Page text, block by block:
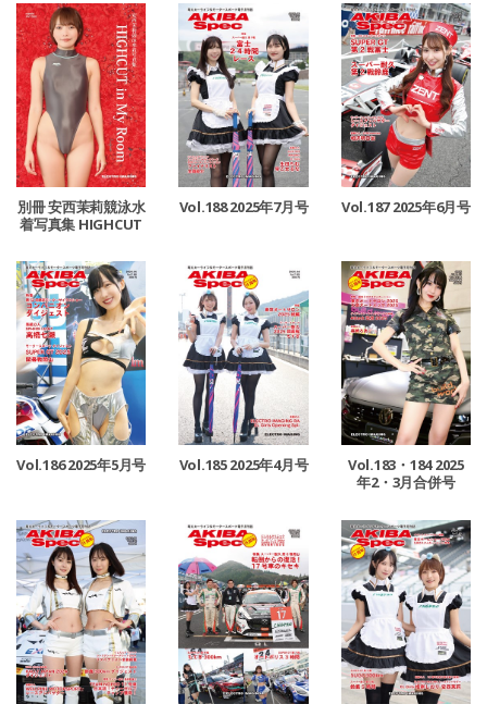
別冊 安西茉莉競泳水
着写真集 HIGHCUT
Vol.188 2025年7月号 Vol.187 2025年6月号
Vol.186 2025年5月号 Vol.185 2025年4月号
Vol.183・184 2025
年2・3月合併号